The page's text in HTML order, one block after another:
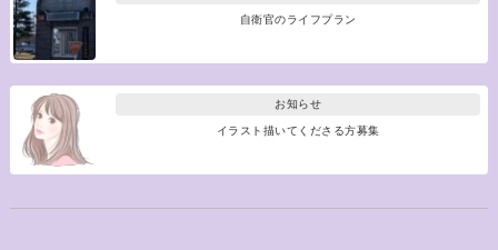
自衛官のライフプラン
お知らせ
イラスト描いてくださる方募集